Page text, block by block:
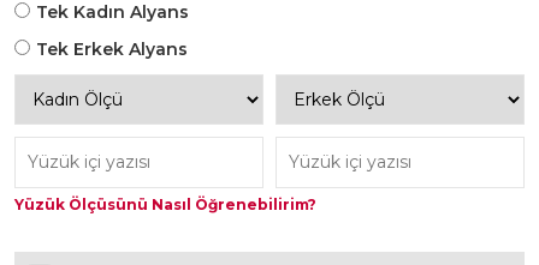
Tek Kadın Alyans
Tek Erkek Alyans
Yüzük Ölçüsünü Nasıl Öğrenebilirim?